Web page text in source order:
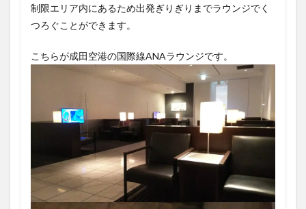
制限エリア内にあるため出発ぎりぎりまでラウンジでく
つろぐことができます。
こちらが成田空港の国際線ANAラウンジです。